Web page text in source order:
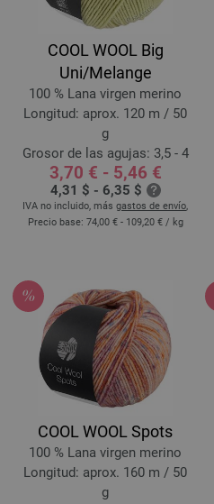
COOL WOOL Big
Uni/Melange
100 % Lana virgen merino
Longitud: aprox. 120 m / 50
g
Grosor de las agujas: 3,5 - 4
3,70 € - 5,46 €
4,31 $ - 6,35 $
IVA no incluido, más gastos de envío,
Precio base: 74,00 € - 109,20 € / kg
COOL WOOL Spots
100 % Lana virgen merino
Longitud: aprox. 160 m / 50
g